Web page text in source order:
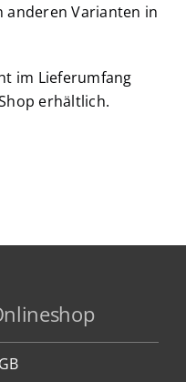
anderen Varianten in
im Lieferumfang
erhältlich.